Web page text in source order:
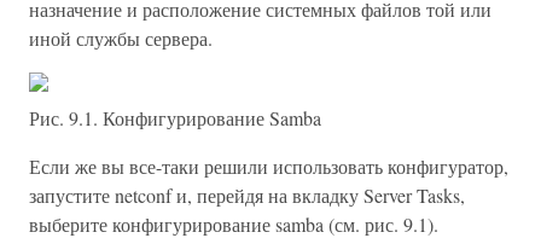
назначение и расположение системных файлов той или
иной службы сервера.
Рис. 9.1. Конфигурирование Samba
Если же вы все-таки решили использовать конфигуратор,
запустите netconf и, перейдя на вкладку Server Tasks,
выберите конфигурирование samba (см. рис. 9.1).